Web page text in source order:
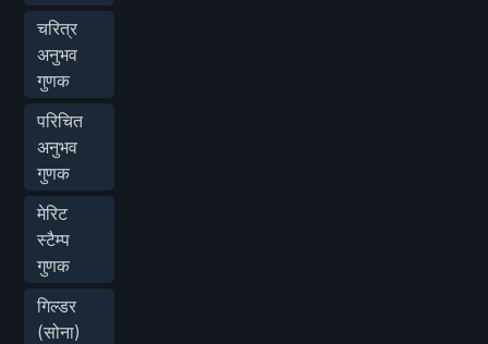
चरित्र
अनुभव
गुणक
परिचित
अनुभव
गुणक
मेरिट
स्टैम्प
गुणक
गिल्डर
(सोना)